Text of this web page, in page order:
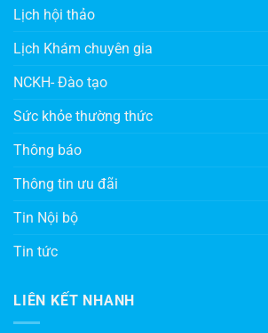
Lịch hội thảo
Lịch Khám chuyên gia
NCKH- Đào tạo
Sức khỏe thường thức
Thông báo
Thông tin ưu đãi
Tin Nội bộ
Tin tức
LIÊN KẾT NHANH